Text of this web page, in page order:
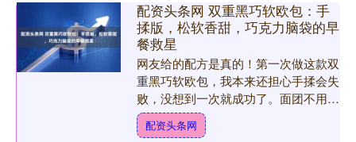
配资头条网 双重黑巧软欧包：手
揉版，松软香甜，巧克力脑袋的早
餐救星
网友给的配方是真的！第一次做这款双
重黑巧软欧包，我本来还担心手揉会失
败，没想到一次就成功了。面团不用出
很薄的手套膜，揉到粗膜就行；没有烤
箱的发酵功能，常温就能发....
配资头条网